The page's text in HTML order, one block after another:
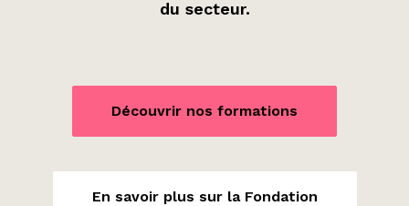
du secteur.
Découvrir nos formations
En savoir plus sur la Fondation